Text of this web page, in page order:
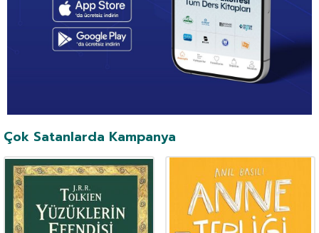
Çok Satanlarda Kampanya